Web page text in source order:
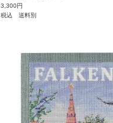
3,300円
税込 送料別